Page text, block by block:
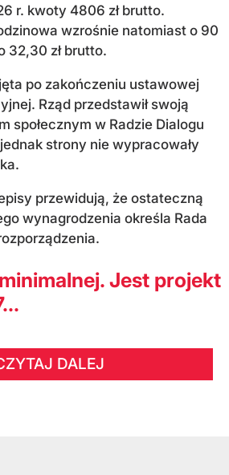
r. kwoty 4806 zł brutto.
wzrośnie natomiast o 90
32,30 zł brutto.
po zakończeniu ustawowej
Rząd przedstawił swoją
społecznym w Radzie Dialogu
strony nie wypracowały
przewidują, że ostateczną
wynagrodzenia określa Rada
Jest projekt
DALEJ